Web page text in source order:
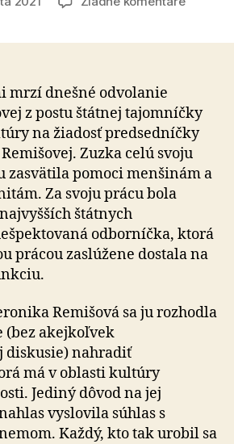
Zuzany
mrzí dnešné odvolanie
z postu štátnej tajomníčky
na žiadosť predsedníčky
Zuzka celú svoju
zasvätila pomoci menšinám a
Za svoju prácu bola
štátnych
odborníčka, ktorá
prácou zaslúžene dostala na
Remišová sa ju rozhodla
akejkoľvek
nahradiť
má v oblasti kultúry
Jediný dôvod na jej
vyslovila súhlas s
Každý, kto tak urobil sa